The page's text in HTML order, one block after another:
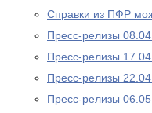
Справки из ПФР
Пресс-релизы
Пресс-релизы
Пресс-релизы
Пресс-релизы